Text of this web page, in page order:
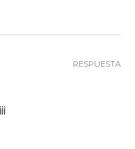
RESPUESTA